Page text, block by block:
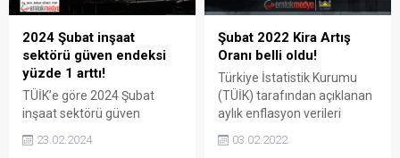
2024 Şubat inşaat
sektörü güven endeksi
yüzde 1 arttı!
TÜİK’e göre 2024 Şubat
inşaat sektörü güven
endeksi yükseldi. Zira 2024
Şubat İSGE yüzde 1 artarak,
23.02.2024
Şubat 2022 Kira Artış
Oranı belli oldu!
Türkiye İstatistik Kurumu
(TÜİK) tarafından açıklanan
aylık enflasyon verileri
doğrultusunda konutlarda
uygulanacak Şubat 2022
03.02.2022